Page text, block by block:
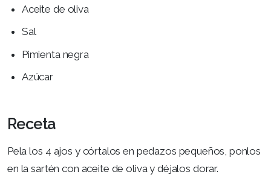
Aceite de oliva
Sal
Pimienta negra
Azúcar
Receta
Pela los 4 ajos y córtalos en pedazos pequeños, ponlos
en la sartén con aceite de oliva y déjalos dorar.